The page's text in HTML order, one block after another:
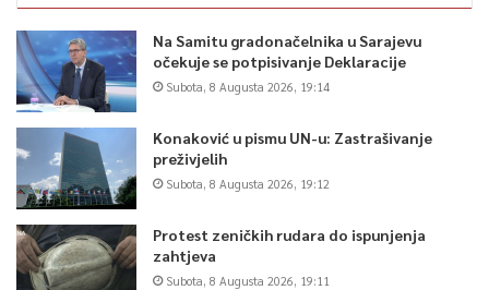
Na Samitu gradonačelnika u Sarajevu
očekuje se potpisivanje Deklaracije
Subota, 8 Augusta 2026, 19:14
Konaković u pismu UN-u: Zastrašivanje
preživjelih
Subota, 8 Augusta 2026, 19:12
Protest zeničkih rudara do ispunjenja
zahtjeva
Subota, 8 Augusta 2026, 19:11